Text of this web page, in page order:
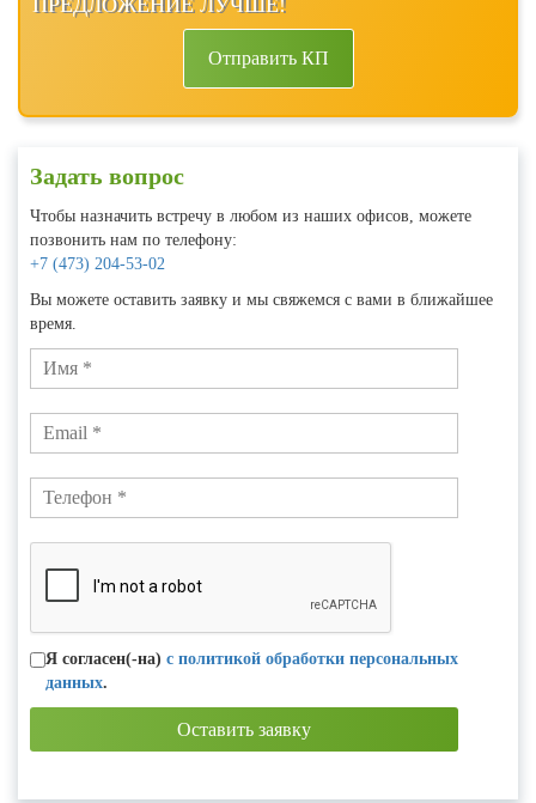
ПРЕДЛОЖЕНИЕ ЛУЧШЕ!
Отправить КП
Задать вопрос
Чтобы назначить встречу в любом из наших офисов, можете
позвонить нам по телефону:
+7 (473) 204-53-02
Вы можете оставить заявку и мы свяжемся с вами в ближайшее
время.
Я согласен(-на) с политикой обработки персональных
данных.